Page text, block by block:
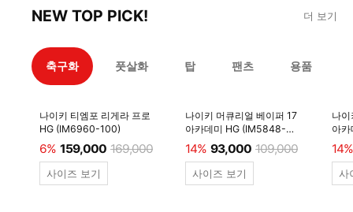
NEW TOP PICK! 더 보기
축구화 풋살화 탑 팬츠 용품
나이키 티엠포 리게라 프로
HG (IM6960-100)
6% 159,000 169,000
사이즈 보기
나이키 머큐리얼 베이퍼 17
아카데미 HG (IM5848-
600)
14% 93,000 109,000
사이즈 보기
나
아
14%
사